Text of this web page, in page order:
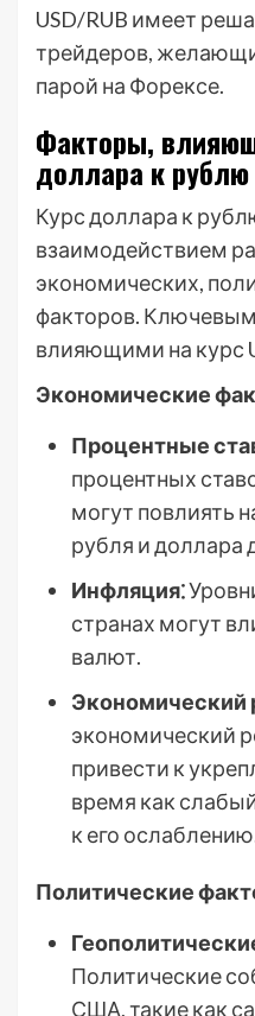
USD/RUB имеет
трейдеров,
парой на Форексе.
Факторы,
доллара к рублю
Курс доллара к
взаимодействием
экономических,
факторов.
влияющими на курс
Экономические
Процентные
процентных
могут повлиять
рубля и доллара
Инфляция⁚
странах могут
валют.
Экономический
экономический
привести к
время как
к его
Политические
Политические
США, такие как